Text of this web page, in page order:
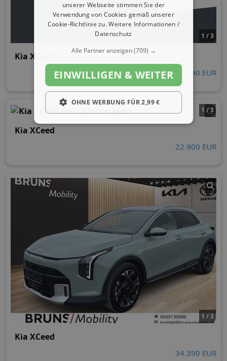
1 / 3
Kia XCeed
19.590 EUR
1 / 3
Kia XCeed
22.900 EUR
1 / 3
Kia XCeed
34.390 EUR
unserer Webseite stimmen Sie der
Verwendung von Cookies gemäß unserer
Cookie-Richtlinie zu.Weitere Informationen /
Datenschutz
Alle Partner anzeigen(709) →
EINWILLIGEN & WEITER
OHNE WERBUNG FÜR 2,99 €